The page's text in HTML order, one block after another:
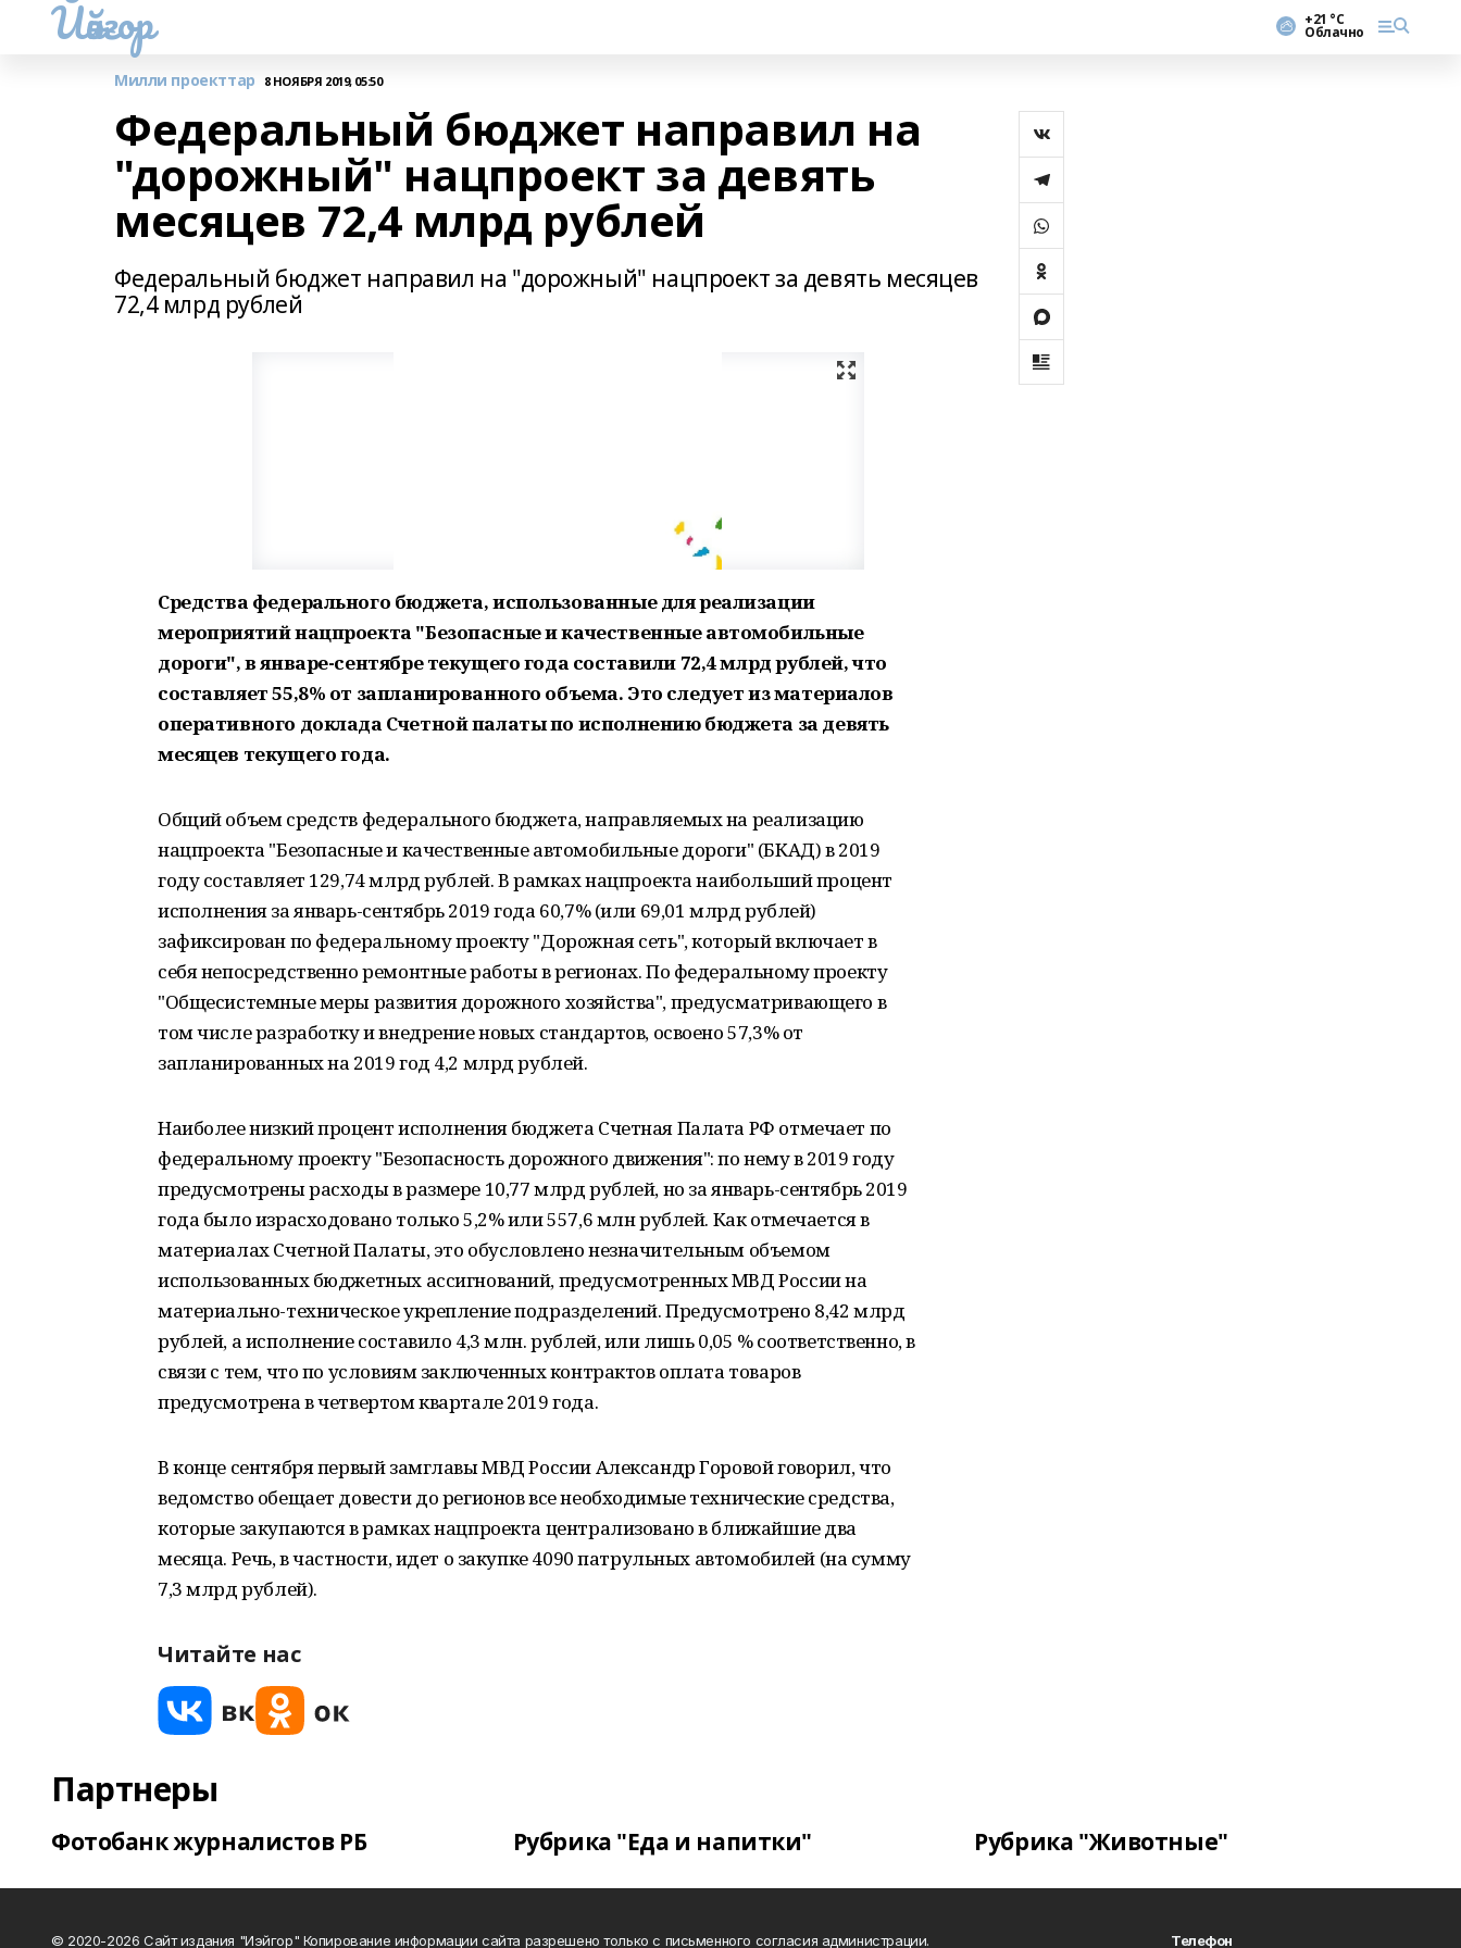
Йәйғор +21 °С
Облачно
Милли проекттар 8 НОЯБРЯ 2019, 05:50
Федеральный бюджет направил на
"дорожный" нацпроект за девять
месяцев 72,4 млрд рублей
Федеральный бюджет направил на "дорожный" нацпроект за девять месяцев
72,4 млрд рублей
Средства федерального бюджета, использованные для реализации
мероприятий нацпроекта "Безопасные и качественные автомобильные
дороги", в январе-сентябре текущего года составили 72,4 млрд рублей, что
составляет 55,8% от запланированного объема. Это следует из материалов
оперативного доклада Счетной палаты по исполнению бюджета за девять
месяцев текущего года.
Общий объем средств федерального бюджета, направляемых на реализацию
нацпроекта "Безопасные и качественные автомобильные дороги" (БКАД) в 2019
году составляет 129,74 млрд рублей. В рамках нацпроекта наибольший процент
исполнения за январь-сентябрь 2019 года 60,7% (или 69,01 млрд рублей)
зафиксирован по федеральному проекту "Дорожная сеть", который включает в
себя непосредственно ремонтные работы в регионах. По федеральному проекту
"Общесистемные меры развития дорожного хозяйства", предусматривающего в
том числе разработку и внедрение новых стандартов, освоено 57,3% от
запланированных на 2019 год 4,2 млрд рублей.
Наиболее низкий процент исполнения бюджета Счетная Палата РФ отмечает по
федеральному проекту "Безопасность дорожного движения": по нему в 2019 году
предусмотрены расходы в размере 10,77 млрд рублей, но за январь-сентябрь 2019
года было израсходовано только 5,2% или 557,6 млн рублей. Как отмечается в
материалах Счетной Палаты, это обусловлено незначительным объемом
использованных бюджетных ассигнований, предусмотренных МВД России на
материально-техническое укрепление подразделений. Предусмотрено 8,42 млрд
рублей, а исполнение составило 4,3 млн. рублей, или лишь 0,05 % соответственно, в
связи с тем, что по условиям заключенных контрактов оплата товаров
предусмотрена в четвертом квартале 2019 года.
В конце сентября первый замглавы МВД России Александр Горовой говорил, что
ведомство обещает довести до регионов все необходимые технические средства,
которые закупаются в рамках нацпроекта централизовано в ближайшие два
месяца. Речь, в частности, идет о закупке 4090 патрульных автомобилей (на сумму
7,3 млрд рублей).
Читайте нас
Партнеры
Фотобанк журналистов РБ Рубрика "Еда и напитки" Рубрика "Животные"
© 2020-2026 Сайт издания "Иэйгор" Копирование информации сайта разрешено только с письменного согласия администрации. Телефон